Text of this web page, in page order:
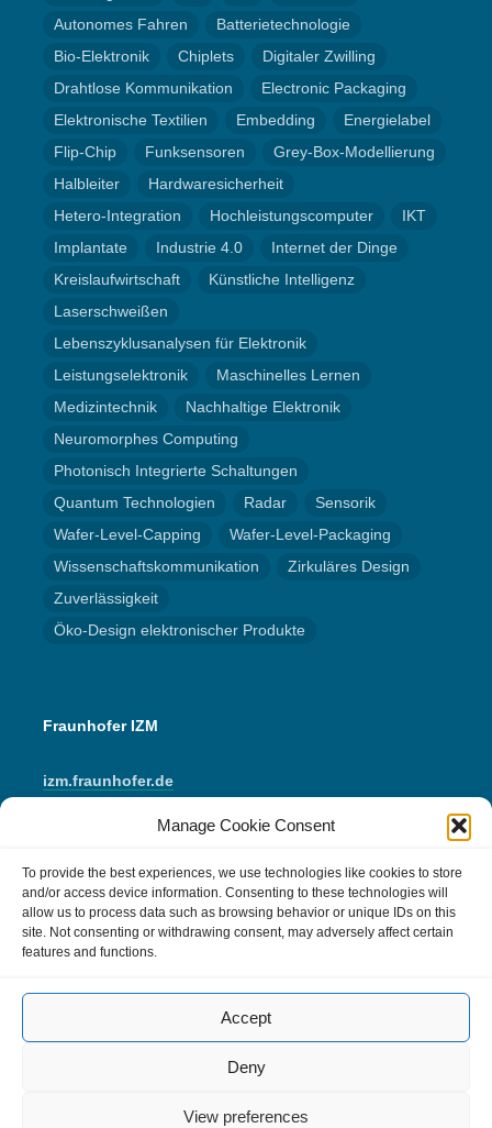
Manage Cookie Consent
To provide the best experiences, we use technologies like cookies to store
and/or access device information. Consenting to these technologies will
allow us to process data such as browsing behavior or unique IDs on this
site. Not consenting or withdrawing consent, may adversely affect certain
features and functions.
Accept
Deny
View preferences
Autonomes Fahren
Batterietechnologie
Bio-Elektronik
Chiplets
Digitaler Zwilling
Drahtlose Kommunikation
Electronic Packaging
Elektronische Textilien
Embedding
Energielabel
Flip-Chip
Funksensoren
Grey-Box-Modellierung
Halbleiter
Hardwaresicherheit
Hetero-Integration
Hochleistungscomputer
IKT
Implantate
Industrie 4.0
Internet der Dinge
Kreislaufwirtschaft
Künstliche Intelligenz
Laserschweißen
Lebenszyklusanalysen für Elektronik
Leistungselektronik
Maschinelles Lernen
Medizintechnik
Nachhaltige Elektronik
Neuromorphes Computing
Photonisch Integrierte Schaltungen
Quantum Technologien
Radar
Sensorik
Wafer-Level-Capping
Wafer-Level-Packaging
Wissenschaftskommunikation
Zirkuläres Design
Zuverlässigkeit
Öko-Design elektronischer Produkte
Fraunhofer IZM
izm.fraunhofer.de
Instagram
YouTube
E-Mail
Impressum